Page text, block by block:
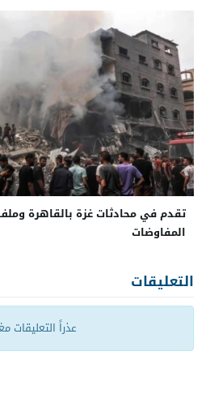
تقدم في محادثات غزة بالقاهرة
المفاوضات
التعليقات
عذراً التعليقات